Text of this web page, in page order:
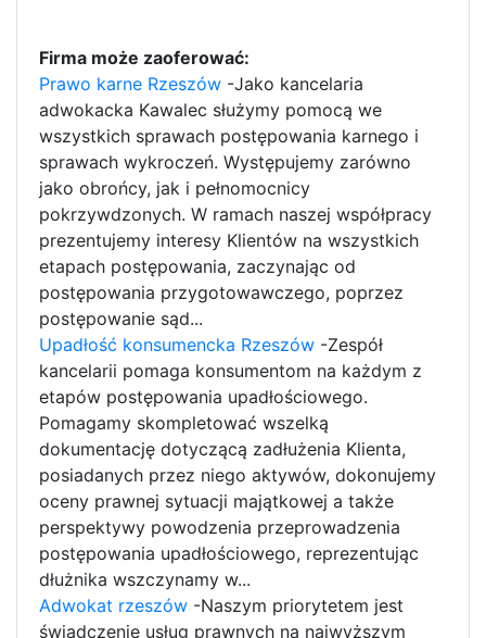
Firma może zaoferować:
Prawo karne Rzeszów -Jako kancelaria
adwokacka Kawalec służymy pomocą we
wszystkich sprawach postępowania karnego i
sprawach wykroczeń. Występujemy zarówno
jako obrońcy, jak i pełnomocnicy
pokrzywdzonych. W ramach naszej współpracy
prezentujemy interesy Klientów na wszystkich
etapach postępowania, zaczynając od
postępowania przygotowawczego, poprzez
postępowanie sąd...
Upadłość konsumencka Rzeszów -Zespół
kancelarii pomaga konsumentom na każdym z
etapów postępowania upadłościowego.
Pomagamy skompletować wszelką
dokumentację dotyczącą zadłużenia Klienta,
posiadanych przez niego aktywów, dokonujemy
oceny prawnej sytuacji majątkowej a także
perspektywy powodzenia przeprowadzenia
postępowania upadłościowego, reprezentując
dłużnika wszczynamy w...
Adwokat rzeszów -Naszym priorytetem jest
świadczenie usług prawnych na najwyższym